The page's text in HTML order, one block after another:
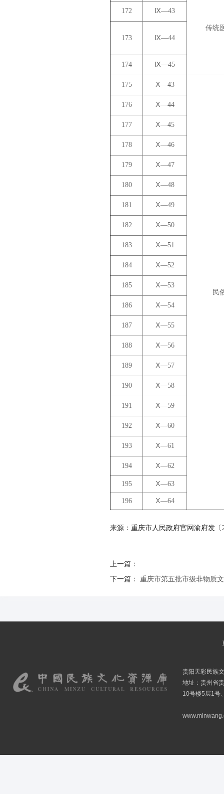
传统
172 Ⅸ—43
173 Ⅸ—44
174 Ⅸ—45
175 Ⅹ—43
民
176 Ⅹ—44
177 Ⅹ—45
178 Ⅹ—46
179 Ⅹ—47
180 Ⅹ—48
181 Ⅹ—49
182 Ⅹ—50
183 Ⅹ—51
184 Ⅹ—52
185 Ⅹ—53
186 Ⅹ—54
187 Ⅹ—55
188 Ⅹ—56
189 Ⅹ—57
190 Ⅹ—58
191 Ⅹ—59
192 Ⅹ—60
193 Ⅹ—61
194 Ⅹ—62
195 Ⅹ—63
196 Ⅹ—64
来源：重庆市人民政府官网渝府发〔
上一篇：
下一篇： 重庆市第五批市级非物质
贵阳天彩民族
地址：贵州省
10号楼5层1号